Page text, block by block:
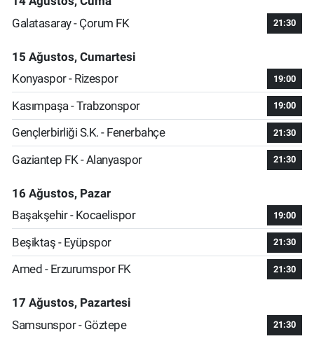
Galatasaray - Çorum FK
21:30
15 Ağustos, Cumartesi
Konyaspor - Rizespor
19:00
Kasımpaşa - Trabzonspor 19:00
Gençlerbirliği S.K. - Fenerbahçe 21:30
Gaziantep FK - Alanyaspor 21:30
16 Ağustos, Pazar
Başakşehir - Kocaelispor
19:00
Beşiktaş - Eyüpspor 21:30
Amed - Erzurumspor FK 21:30
17 Ağustos, Pazartesi
Samsunspor - Göztepe
21:30